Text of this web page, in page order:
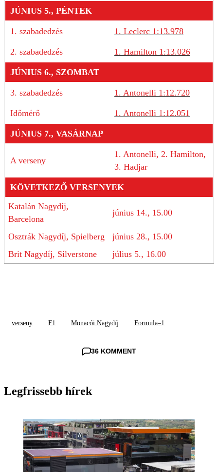
JÚNIUS 5., PÉNTEK
1. szabadedzés 1. Leclerc 1:13.978
2. szabadedzés 1. Hamilton 1:13.026
JÚNIUS 6., SZOMBAT
3. szabadedzés 1. Antonelli 1:12.720
Időmérő 1. Antonelli 1:12.051
JÚNIUS 7., VASÁRNAP
A verseny
1. Antonelli, 2. Hamilton,
3. Hadjar
KÖVETKEZŐ VERSENYEK
Katalán Nagydíj,
Barcelona
június 14., 15.00
Osztrák Nagydíj, Spielberg
június 28., 15.00
Brit Nagydíj, Silverstone
július 5., 16.00
verseny F1 Monacói Nagydíj Formula–1
36 KOMMENT
Legfrissebb hírek